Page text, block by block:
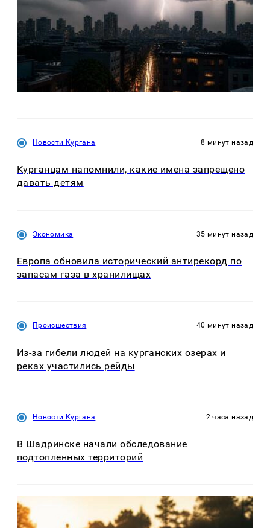
Новости Кургана 8 минут назад
Курганцам напомнили, какие имена запрещено
давать детям
Экономика 35 минут назад
Европа обновила исторический антирекорд по
запасам газа в хранилищах
Происшествия 40 минут назад
Из-за гибели людей на курганских озерах и
реках участились рейды
Новости Кургана 2 часа назад
В Шадринске начали обследование
подтопленных территорий